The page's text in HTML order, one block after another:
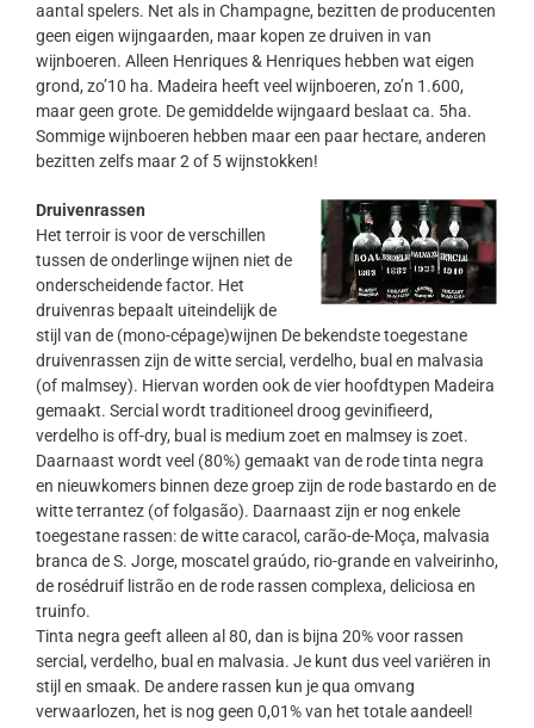
aantal spelers. Net als in Champagne, bezitten de producenten
geen eigen wijngaarden, maar kopen ze druiven in van
wijnboeren. Alleen Henriques & Henriques hebben wat eigen
grond, zo’10 ha. Madeira heeft veel wijnboeren, zo’n 1.600,
maar geen grote. De gemiddelde wijngaard beslaat ca. 5ha.
Sommige wijnboeren hebben maar een paar hectare, anderen
bezitten zelfs maar 2 of 5 wijnstokken!
Druivenrassen
Het terroir is voor de verschillen
tussen de onderlinge wijnen niet de
onderscheidende factor. Het
druivenras bepaalt uiteindelijk de
stijl van de (mono-cépage)wijnen De bekendste toegestane
druivenrassen zijn de witte sercial, verdelho, bual en malvasia
(of malmsey). Hiervan worden ook de vier hoofdtypen Madeira
gemaakt. Sercial wordt traditioneel droog gevinifieerd,
verdelho is off-dry, bual is medium zoet en malmsey is zoet.
Daarnaast wordt veel (80%) gemaakt van de rode tinta negra
en nieuwkomers binnen deze groep zijn de rode bastardo en de
witte terrantez (of folgasão). Daarnaast zijn er nog enkele
toegestane rassen: de witte caracol, carão-de-Moça, malvasia
branca de S. Jorge, moscatel graúdo, rio-grande en valveirinho,
de rosédruif listrão en de rode rassen complexa, deliciosa en
truinfo.
Tinta negra geeft alleen al 80, dan is bijna 20% voor rassen
sercial, verdelho, bual en malvasia. Je kunt dus veel variëren in
stijl en smaak. De andere rassen kun je qua omvang
verwaarlozen, het is nog geen 0,01% van het totale aandeel!